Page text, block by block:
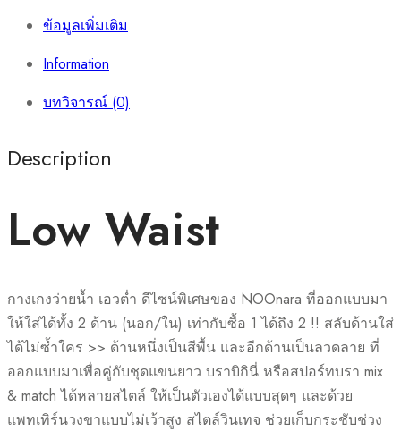
ข้อมูลเพิ่มเติม
Information
บทวิจารณ์ (0)
Description
Low Waist
กางเกงว่ายน้ำ เอวต่ำ ดีไซน์พิเศษของ NOOnara ที่ออกแบบมา
ให้ใส่ได้ทั้ง 2 ด้าน (นอก/ใน) เท่ากับซื้อ 1 ได้ถึง 2 !! สลับด้านใส่
ได้ไม่ซ้ำใคร >> ด้านหนึ่งเป็นสีพื้น และอีกด้านเป็นลวดลาย ที่
ออกแบบมาเพื่อคู่กับชุดแขนยาว บราบิกินี่ หรือสปอร์ทบรา mix
& match ได้หลายสไตล์ ให้เป็นตัวเองได้แบบสุดๆ และด้วย
แพทเทิร์นวงขาแบบไม่เว้าสูง สไตล์วินเทจ ช่วยเก็บกระชับช่วง